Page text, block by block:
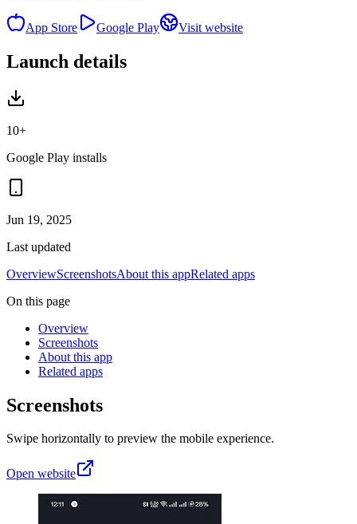
App Store Google Play Visit website
Launch details
10+
Google Play installs
Jun 19, 2025
Last updated
OverviewScreenshotsAbout this appRelated apps
On this page
Overview
Screenshots
About this app
Related apps
Screenshots
Swipe horizontally to preview the mobile experience.
Open website